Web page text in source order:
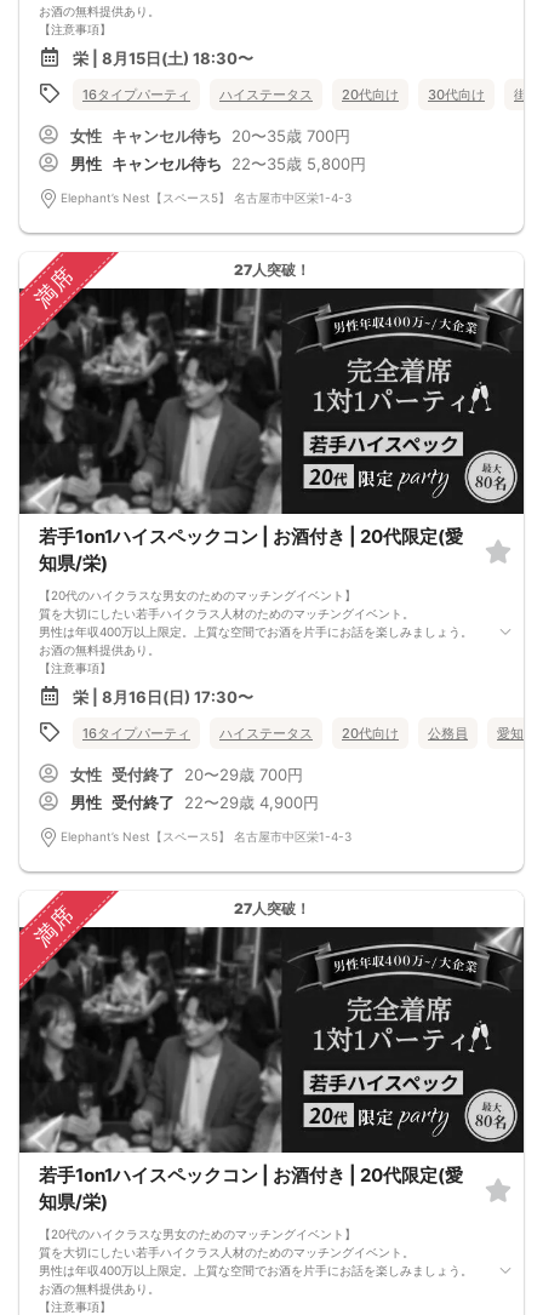
お酒の無料提供あり。
【注意事項】
■当日の持ち物
・公的身分証明書 ※ご提示いただけない方はご参加いただけません
■留意事項
・最善を尽くしておりますが、やむを得ない事情（ご予約者様の当日キャンセル
交通費等の補償は致しかねますのであらかじめご了承ください。
・当日は時間に余裕をもってお越しください。10分以上の遅刻はご参加をお断り
する場合がございます。
【その他】
■最小催行人数
パーティ開始2時間前まで
■飲食
アルコール/ソフトドリンク付き
軽食あり
栄 | 8月15日(土) 18:30〜
16タイプパーティ ハイステータス 20代向け 30代向け 街
女性 キャンセル待ち 20〜35歳 700円
男性 キャンセル待ち 22〜35歳 5,800円
Elephant’s Nest【スペース5】 名古屋市中区栄1-4-3
満席 27人突破！
若手1on1ハイスペックコン | お酒付き | 20代限定(愛
知県/栄)
【20代のハイクラスな男女のためのマッチングイベント】
質を大切にしたい若手ハイクラス人材のためのマッチングイベント。
男性は年収400万以上限定。上質な空間でお酒を片手にお話を楽しみましょう。
お酒の無料提供あり。
【注意事項】
■当日の持ち物
・公的身分証明書 ※ご提示いただけない方はご参加いただけません
■留意事項
・最善を尽くしておりますが、やむを得ない事情（ご予約者様の当日キャンセル
交通費等の補償は致しかねますのであらかじめご了承ください。
・当日は時間に余裕をもってお越しください。10分以上の遅刻はご参加をお断り
する場合がございます。
【その他】
■最小催行人数
パーティ開始2時間前まで
■飲食
アルコール/ソフトドリンク付き
栄 | 8月16日(日) 17:30〜
16タイプパーティ ハイステータス 20代向け 公務員 愛知県
女性 受付終了 20〜29歳 700円
男性 受付終了 22〜29歳 4,900円
Elephant’s Nest【スペース5】 名古屋市中区栄1-4-3
満席 27人突破！
若手1on1ハイスペックコン | お酒付き | 20代限定(愛
知県/栄)
【20代のハイクラスな男女のためのマッチングイベント】
質を大切にしたい若手ハイクラス人材のためのマッチングイベント。
男性は年収400万以上限定。上質な空間でお酒を片手にお話を楽しみましょう。
お酒の無料提供あり。
【注意事項】